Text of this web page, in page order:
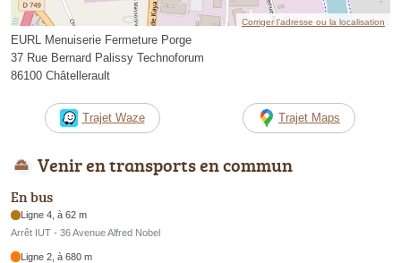
Corriger l’adresse ou la localisation
EURL Menuiserie Fermeture Porge
37 Rue Bernard Palissy Technoforum
86100 Châtellerault
Trajet Waze Trajet Maps
Venir en transports en commun
En bus
Ligne 4, à 62 m
Arrêt IUT - 36 Avenue Alfred Nobel
Ligne 2, à 680 m